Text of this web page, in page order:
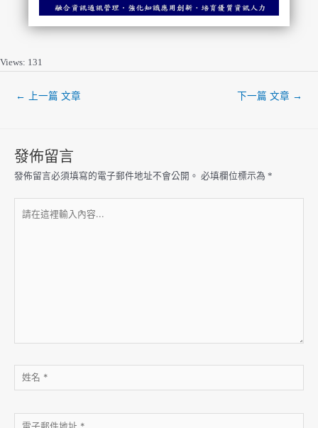
Views: 131
← 上一篇 文章 下一篇 文章 →
發佈留言
發佈留言必須填寫的電子郵件地址不會公開。 必填欄位標示為 *